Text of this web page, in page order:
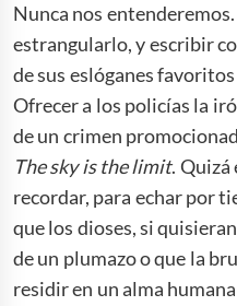
Nunca nos
estrangularlo, y escribir
de sus eslóganes
Ofrecer a los policías la
de un crimen
The sky is the limit. Quizá
recordar, para echar por
que los dioses, si
de un plumazo o que la
residir en un alma